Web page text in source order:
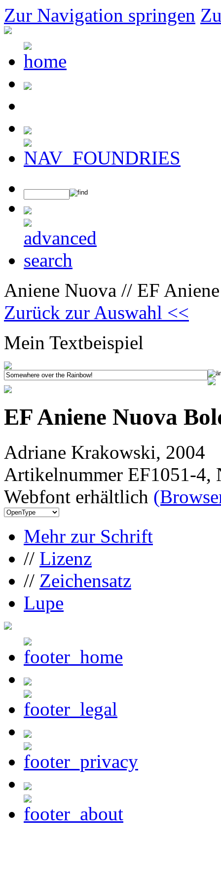
Zur Navigation springen
Aniene Nuova // EF
Zurück zur Auswahl <<
Mein Textbeispiel
EF Aniene Nuova
Adriane Krakowski, 2004
Artikelnummer EF1051-4,
Webfont erhältlich
Mehr zur Schrift
// Lizenz
// Zeichensatz
Lupe